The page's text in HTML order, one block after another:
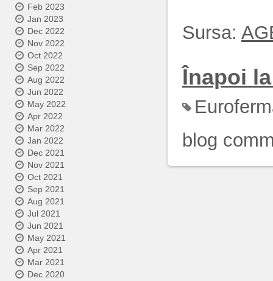
Feb 2023
Jan 2023
Dec 2022
Nov 2022
Oct 2022
Sep 2022
Aug 2022
Jun 2022
May 2022
Apr 2022
Mar 2022
Jan 2022
Dec 2021
Nov 2021
Oct 2021
Sep 2021
Aug 2021
Jul 2021
Jun 2021
May 2021
Apr 2021
Mar 2021
Dec 2020
Sursa:
Înapoi
blog